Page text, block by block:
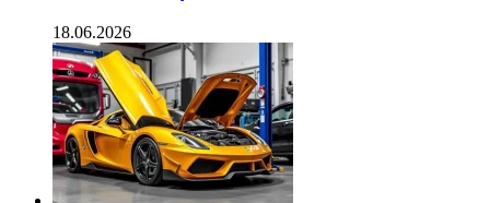
18.06.2026